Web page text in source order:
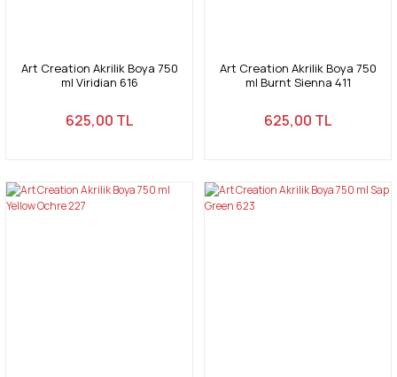
Art Creation Akrilik Boya 750
ml Viridian 616
625,00 TL
Art Creation Akrilik Boya 750
ml Burnt Sienna 411
625,00 TL